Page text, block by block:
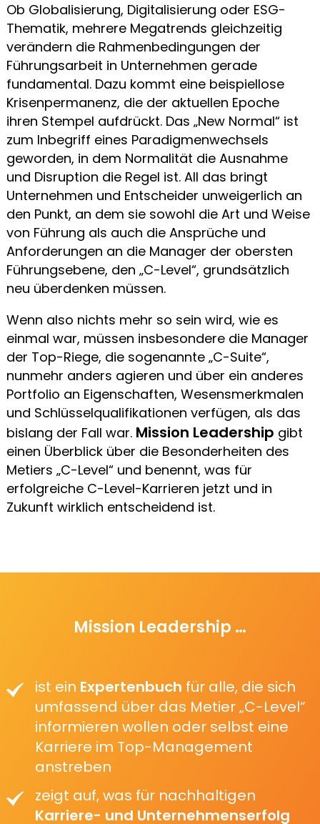
Ob Globalisierung, Digitalisierung oder ESG-
Thematik, mehrere Megatrends gleichzeitig
verändern die Rahmenbedingungen der
Führungsarbeit in Unternehmen gerade
fundamental. Dazu kommt eine beispiellose
Krisenpermanenz, die der aktuellen Epoche
ihren Stempel aufdrückt. Das „New Normal“ ist
zum Inbegriff eines Paradigmenwechsels
geworden, in dem Normalität die Ausnahme
und Disruption die Regel ist. All das bringt
Unternehmen und Entscheider unweigerlich an
den Punkt, an dem sie sowohl die Art und Weise
von Führung als auch die Ansprüche und
Anforderungen an die Manager der obersten
Führungsebene, den „C-Level“, grundsätzlich
neu überdenken müssen.
Wenn also nichts mehr so sein wird, wie es
einmal war, müssen insbesondere die Manager
der Top-Riege, die sogenannte „C-Suite“,
nunmehr anders agieren und über ein anderes
Portfolio an Eigenschaften, Wesensmerkmalen
und Schlüsselqualifikationen verfügen, als das
bislang der Fall war. Mission Leadership gibt
einen Überblick über die Besonderheiten des
Metiers „C-Level“ und benennt, was für
erfolgreiche C-Level-Karrieren jetzt und in
Zukunft wirklich entscheidend ist.
Mission Leadership …
ist ein Expertenbuch für alle, die sich
umfassend über das Metier „C-Level“
informieren wollen oder selbst eine
Karriere im Top-Management
anstreben
zeigt auf, was für nachhaltigen
Karriere- und Unternehmenserfolg